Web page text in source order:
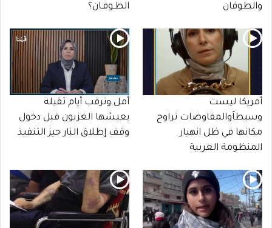
والطوفان
الطـوفـان؟
أمريكا ليست
وسيطاًوالمفاوضات تراوح
مكانها في ظل انهيار
المنظومة العربية
أمل وترقب أيام ثقيلة
يعيشها الغزيون قبل دخول
وقف إطلاق النار حيز التنفيذ